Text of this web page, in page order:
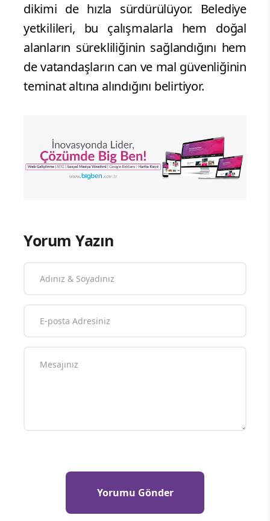
dikimi de hızla sürdürülüyor. Belediye
yetkilileri, bu çalışmalarla hem doğal
alanların sürekliliğinin sağlandığını hem
de vatandaşların can ve mal güvenliğinin
teminat altına alındığını belirtiyor.
Yorum Yazın